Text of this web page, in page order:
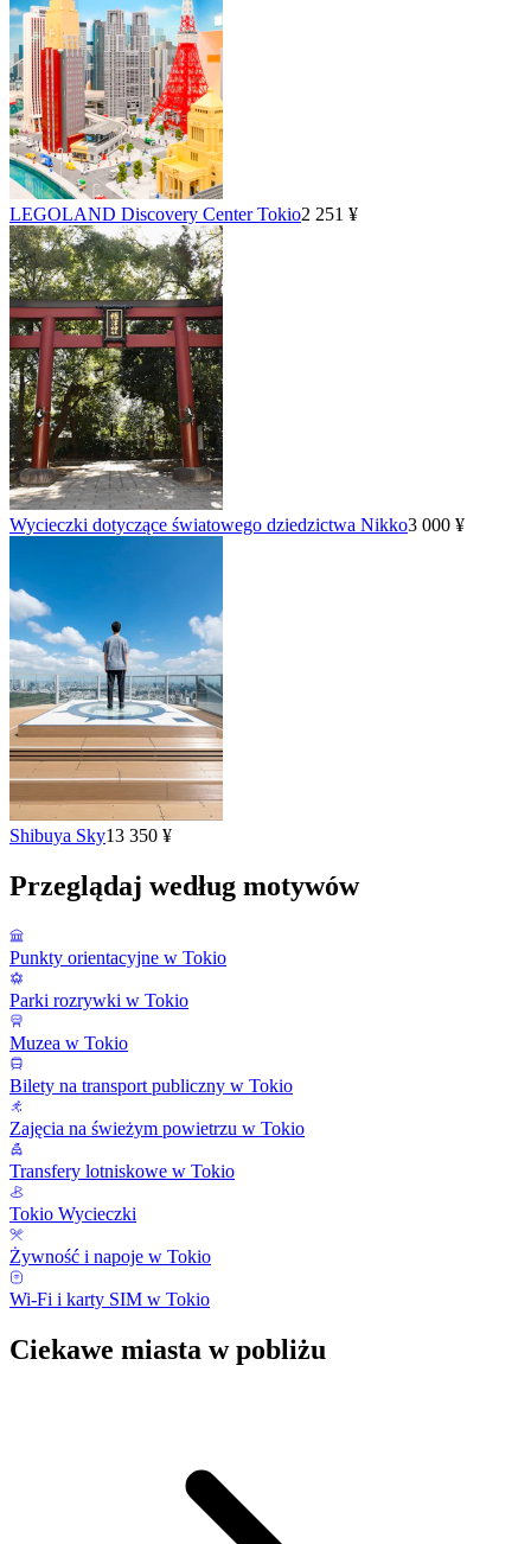
LEGOLAND Discovery Center Tokio2 251 ¥
Wycieczki dotyczące światowego dziedzictwa Nikko3 000 ¥
Shibuya Sky13 350 ¥
Przeglądaj według motywów
Punkty orientacyjne w Tokio
Parki rozrywki w Tokio
Muzea w Tokio
Bilety na transport publiczny w Tokio
Zajęcia na świeżym powietrzu w Tokio
Transfery lotniskowe w Tokio
Tokio Wycieczki
Żywność i napoje w Tokio
Wi-Fi i karty SIM w Tokio
Ciekawe miasta w pobliżu